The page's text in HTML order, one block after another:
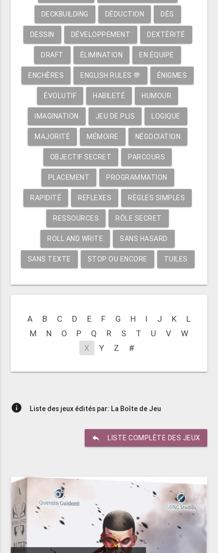
DECKBUILDING DÉDUCTION DÉS
DESSIN DÉVELOPPEMENT DEXTÉRITÉ
DRAFT ÉLIMINATION EN ÉQUIPE
ENCHÈRES ENGLISH RULES 💬 ÉNIGMES
ÉVOLUTIF HABILETÉ HUMOUR
IMAGINATION JEU DE PLIS LOGIQUE
MAJORITÉ MÉMOIRE NÉGOCIATION
OBJECTIF SECRET PARCOURS
PLACEMENT PROGRAMMATION
RAPIDITÉ REFLEXES RÈGLES SIMPLES
RESSOURCES RÔLE SECRET
ROLL AND WRITE SANS HASARD
SANS TEXTE STOP OU ENCORE TUILES
A B C D E F G H I J K
L
M
N O P Q R S T U V
W
X
Y Z #
info Liste des jeux édités par: La Boîte de Jeu
reply LISTE COMPLÈTE DES JEUX